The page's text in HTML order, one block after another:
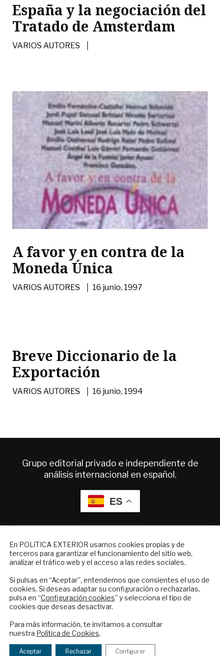
España y la negociación del
Tratado de Amsterdam
VARIOS AUTORES |
A favor y en contra de la
Moneda Única
VARIOS AUTORES | 16 junio, 1997
Breve Diccionario de la
Exportación
VARIOS AUTORES | 16 junio, 1994
Grupo editorial privado e independiente de
análisis internacional en español.
ES
Suscripciones
Productos y precios
Preguntas frecuentes
Condiciones generales de contratación
Colaboraciones
Publicidad
Política Exterior
Informe Semanal de Política Exterior
En POLíTICA EXTERIOR usamos cookies propias y de
terceros para garantizar el funcionamiento del sitio web,
analizar el tráfico web y el acceso a las redes sociales.
Si pulsas en “Aceptar”, entendemos que consientes el uso de
cookies. Si deseas adaptar su configuración o rechazarlas,
pulsa en “Configuración cookies” y selecciona el tipo de
cookies que deseas desactivar.
Para más información, te invitamos a consultar
nuestra Política de Cookies.
Aceptar Rechazar Configurar
NEWSLETTER
Suscríbase a nuestro boletín electrónico y
reciba en su correo el mejor análisis
internacional en español.
Checkbox
acepto
política de privacidad